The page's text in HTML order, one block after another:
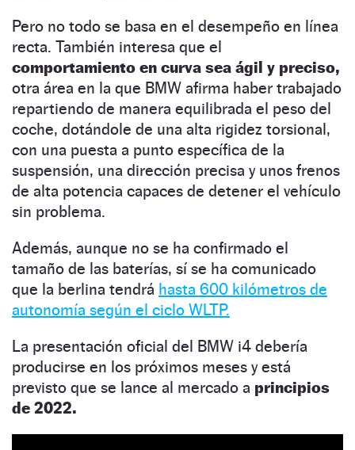
Pero no todo se basa en el desempeño en línea
recta. También interesa que el
comportamiento en curva sea ágil y preciso,
otra área en la que BMW afirma haber trabajado
repartiendo de manera equilibrada el peso del
coche, dotándole de una alta rigidez torsional,
con una puesta a punto específica de la
suspensión, una dirección precisa y unos frenos
de alta potencia capaces de detener el vehículo
sin problema.
Además, aunque no se ha confirmado el
tamaño de las baterías, sí se ha comunicado
que la berlina tendrá hasta 600 kilómetros de
autonomía según el ciclo WLTP.
La presentación oficial del BMW i4 debería
producirse en los próximos meses y está
previsto que se lance al mercado a principios
de 2022.